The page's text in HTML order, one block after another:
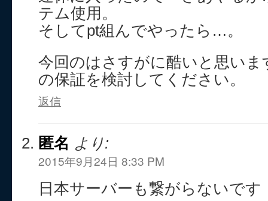
テム使用。
そしてpt組んでやったら…。
今回のはさすがに酷いと思いま
の保証を検討してください。
返信
匿名 より:
2015年9月24日 8:33 PM
日本サーバーも繋がらないです